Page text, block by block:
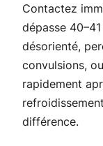
Contactez
dépasse
désorienté,
convulsions,
rapidement
différence.